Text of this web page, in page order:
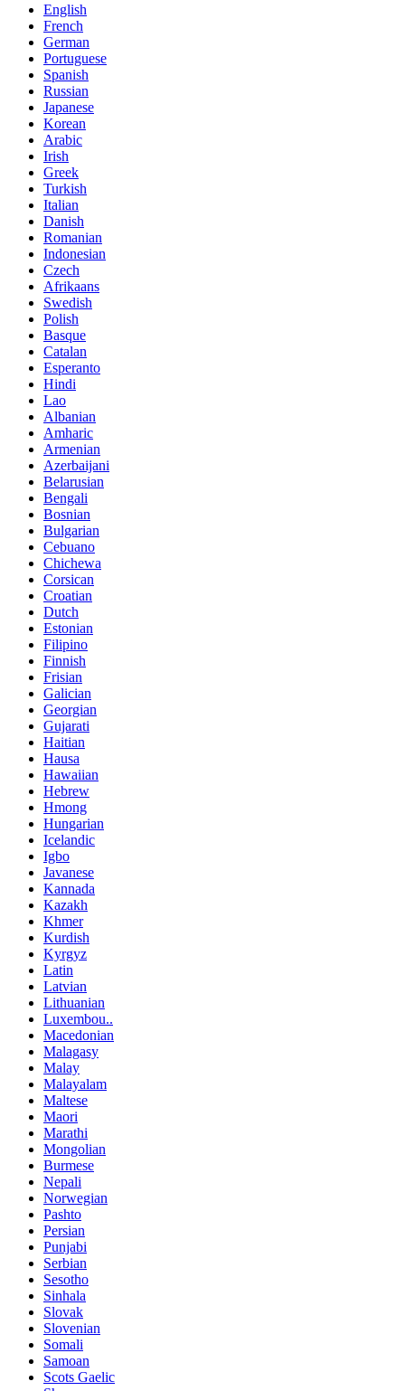
English
French
German
Portuguese
Spanish
Russian
Japanese
Korean
Arabic
Irish
Greek
Turkish
Italian
Danish
Romanian
Indonesian
Czech
Afrikaans
Swedish
Polish
Basque
Catalan
Esperanto
Hindi
Lao
Albanian
Amharic
Armenian
Azerbaijani
Belarusian
Bengali
Bosnian
Bulgarian
Cebuano
Chichewa
Corsican
Croatian
Dutch
Estonian
Filipino
Finnish
Frisian
Galician
Georgian
Gujarati
Haitian
Hausa
Hawaiian
Hebrew
Hmong
Hungarian
Icelandic
Igbo
Javanese
Kannada
Kazakh
Khmer
Kurdish
Kyrgyz
Latin
Latvian
Lithuanian
Luxembou..
Macedonian
Malagasy
Malay
Malayalam
Maltese
Maori
Marathi
Mongolian
Burmese
Nepali
Norwegian
Pashto
Persian
Punjabi
Serbian
Sesotho
Sinhala
Slovak
Slovenian
Somali
Samoan
Scots Gaelic